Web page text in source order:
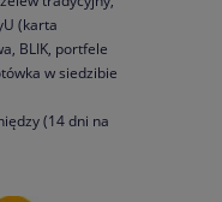
(karta
BLIK, portfele
w siedzibie
(14 dni na